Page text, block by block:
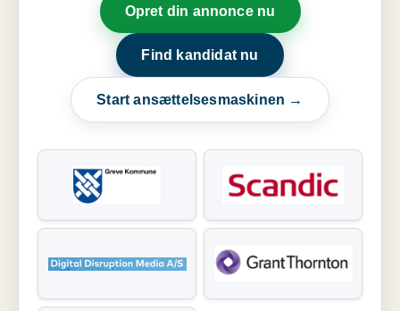
Opret din annonce nu
Find kandidat nu
Start ansættelsesmaskinen →